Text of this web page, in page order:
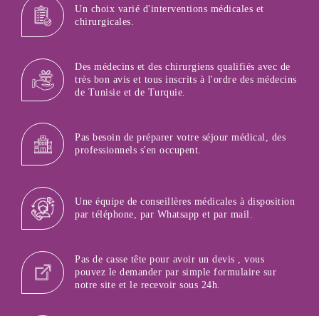
Un choix varié d'interventions médicales et
chirurgicales.
Des médecins et des chirurgiens qualifiés avec de
très bon avis et tous inscrits à l'ordre des médecins
de Tunisie et de Turquie.
Pas besoin de préparer votre séjour médical, des
professionnels s'en occupent.
Une équipe de conseillères médicales à disposition
par téléphone, par Whatsapp et par mail.
Pas de casse tête pour avoir un devis , vous
pouvez le demander par simple formulaire sur
notre site et le recevoir sous 24h.